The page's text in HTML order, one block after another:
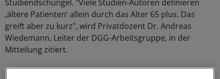
Studiendschungel. "Viele Studien-Autoren definieren
,ältere Patienten‘ allein durch das Alter 65 plus. Das
greift aber zu kurz", wird Privatdozent Dr. Andreas
Wiedemann, Leiter der DGG-Arbeitsgruppe, in der
Mitteilung zitiert.